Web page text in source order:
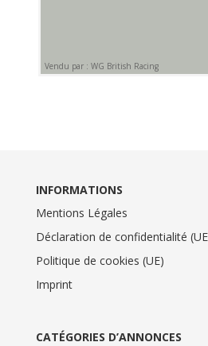
Vendu par : WG British Racing
INFORMATIONS
Mentions Légales
Déclaration de confidentialité
Politique de cookies (UE)
Imprint
CATÉGORIES D’ANNONCES